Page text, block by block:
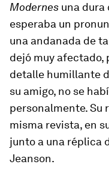
Modernes una dura
esperaba un
una andanada de
dejó muy afectado,
detalle humillante
su amigo, no se
personalmente. Su
misma revista, en
junto a una réplica
Jeanson.